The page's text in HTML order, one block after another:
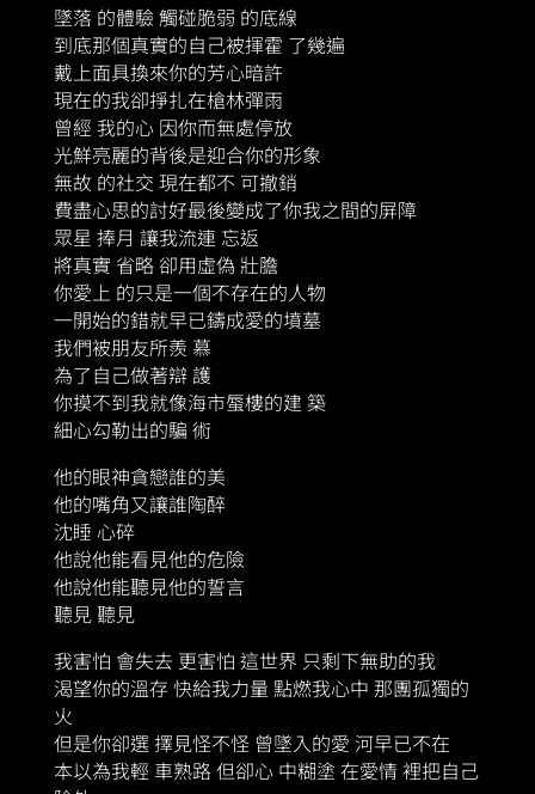
墜落 的體驗 觸碰脆弱 的底線
到底那個真實的自己被揮霍 了幾遍
戴上面具換來你的芳心暗許
現在的我卻掙扎在槍林彈雨
曾經 我的心 因你而無處停放
光鮮亮麗的背後是迎合你的形象
無故 的社交 現在都不 可撤銷
費盡心思的討好最後變成了你我之間的屏障
眾星 捧月 讓我流連 忘返
將真實 省略 卻用虛偽 壯膽
你愛上 的只是一個不存在的人物
一開始的錯就早已鑄成愛的墳墓
我們被朋友所羨 慕
為了自己做著辯 護
你摸不到我就像海市蜃樓的建 築
細心勾勒出的騙 術
他的眼神貪戀誰的美
他的嘴角又讓誰陶醉
沈睡 心碎
他說他能看見他的危險
他說他能聽見他的誓言
聽見 聽見
我害怕 會失去 更害怕 這世界 只剩下無助的我
渴望你的溫存 快給我力量 點燃我心中 那團孤獨的
火
但是你卻選 擇見怪不怪 曾墜入的愛 河早已不在
本以為我輕 車熟路 但卻心 中糊塗 在愛情 裡把自己